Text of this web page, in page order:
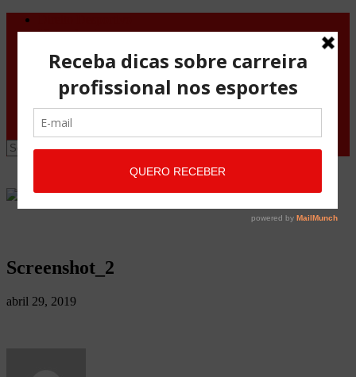
Vistos de viagem
Orientações Gerais
Fale Conosco
Advocacia Maria Pessoa
Advocacia Maria Pessoa Desportivo
Screenshot_2
abril 29, 2019